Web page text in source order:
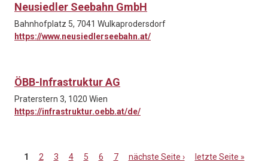
Neusiedler Seebahn GmbH
Bahnhofplatz 5, 7041 Wulkaprodersdorf
https://www.neusiedlerseebahn.at/
ÖBB-Infrastruktur AG
Praterstern 3, 1020 Wien
https://infrastruktur.oebb.at/de/
1 2 3 4 5 6 7 nächste Seite › letzte Seite »